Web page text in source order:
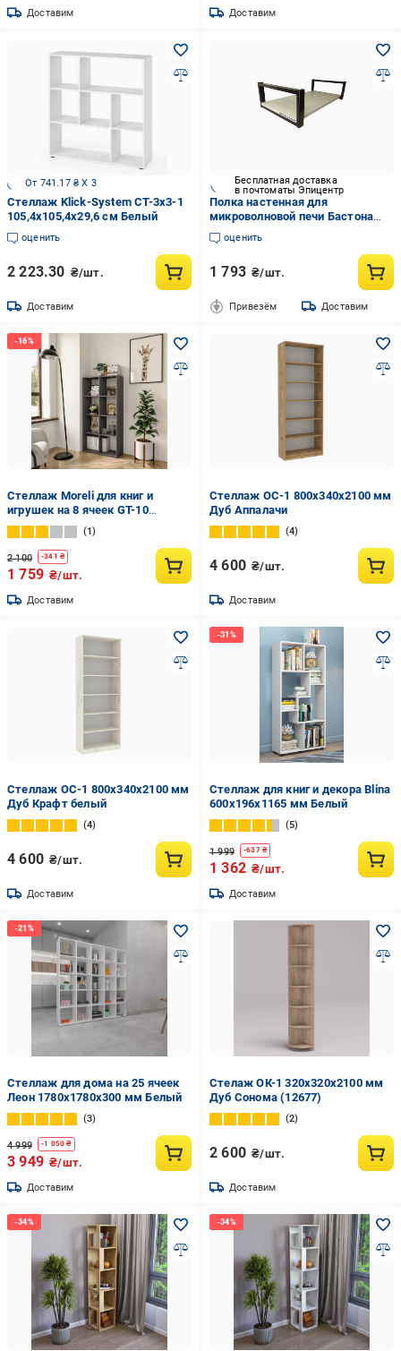
Доставим Доставим
От 741.17 ₴ X 3
Стеллаж Klick-System СТ-3х3-1
105,4х105,4х29,6 см Белый
оценить
2 223.30 ₴/шт.
Доставим
Бесплатная доставка
в почтоматы Эпицентр
Полка настенная для
микроволновой печи Бастона
600x370x160 мм Черно-
бежевый (19004232)
оценить
1 793 ₴/шт.
Привезём Доставим
Стеллаж Moreli для книг и
игрушек на 8 ячеек GT-10
Антрацит
1
2 100 -341 ₴
1 759 ₴/шт.
Доставим
Стеллаж ОС-1 800х340х2100 мм
Дуб Аппалачи
4
4 600 ₴/шт.
Доставим
Стеллаж ОС-1 800х340х2100 мм
Дуб Крафт белый
4
4 600 ₴/шт.
Доставим
Стеллаж для книг и декора Blina
600х196х1165 мм Белый
5
1 999 -637₴
1 362 ₴/шт.
Доставим
Стеллаж для дома на 25 ячеек
Леон 1780х1780х300 мм Белый
3
4 999 -1 050 ₴
3 949 ₴/шт.
Доставим
Стелаж ОК-1 320х320х2100 мм
Дуб Сонома (12677)
2
2 600 ₴/шт.
Доставим